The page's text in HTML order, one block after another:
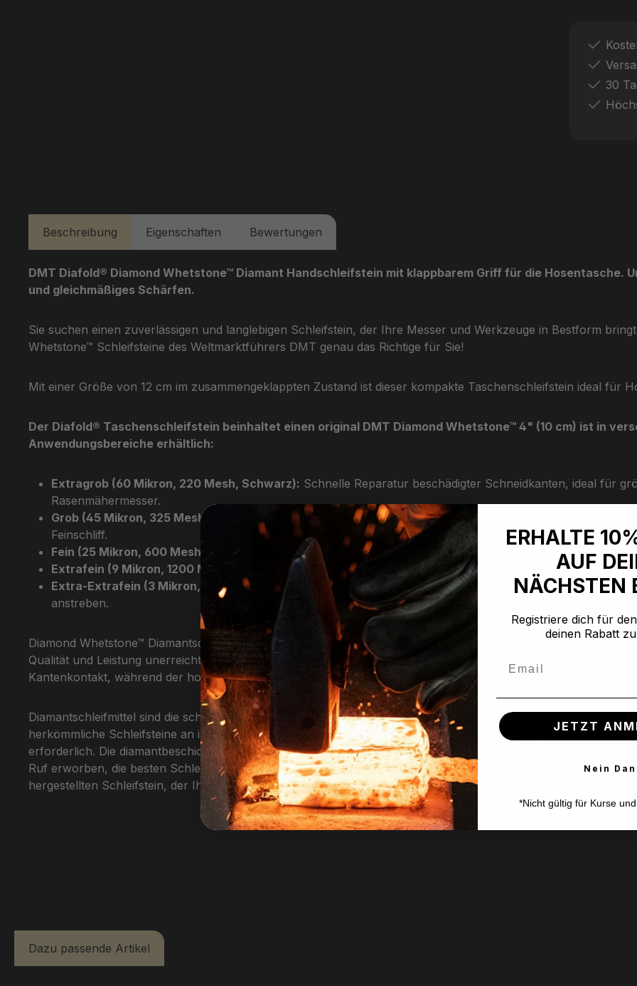
30
Beschreibung Eigenschaften Bewertungen
DMT Diafold® Diamond Whetstone™ Diamant Handschleifstein mit klappbarem Griff für die Hosentasche.
und gleichmäßiges Schärfen.
Sie suchen einen zuverlässigen und langlebigen Schleifstein, der Ihre Messer und Werkzeuge in Bestform
Whetstone™ Schleifsteine des Weltmarktführers DMT genau das Richtige für Sie!
Mit einer Größe von 12 cm im zusammengeklappten Zustand ist dieser kompakte Taschenschleifstein ideal für
Der Diafold® Taschenschleifstein beinhaltet einen original DMT Diamond Whetstone™ 4" (10 cm) ist in
Anwendungsbereiche erhältlich:
Extragrob (60 Mikron, 220 Mesh, Schwarz): Schnelle Reparatur beschädigter Schneidkanten, ideal für
Rasenmähermesser.
Grob (45 Mikron, 325 Mesh, Blau):
Schnelle Wiederherstellung einer vernachlässigten Schneide,
Feinschliff.
Fein (25 Mikron, 600 Mesh, Rot):
Schärft leicht stumpfe Messer und Werkzeuge, häufig als
Extrafein (9 Mikron, 1200 Mesh, Grün):
Verfeinert die Schneide zu einer polierten, rasiermesserscharfen
Extra-Extrafein (3 Mikron, 8000 Mesh, Beige):
Bietet die feinste Körnung für den ultimativen
anstreben.
Diamond Whetstone™ Diamantschleifsteine mit dem charakteristischen, von DMT entwickelten Punktmuster
Qualität und Leistung unerreicht. Die unterbrochene Oberfläche mit winzigen Vertiefungen fängt den
Kantenkontakt, während der hochwertige Diamant seine Arbeit verrichtet.
Diamantschleifmittel sind die schnellste und effizienteste Methode zum Schärfen von Messern und
herkömmliche Schleifsteine an ihre Grenzen stoßen. Diamantschleifsteine sind absolut langlebig und
erforderlich. Die diamantbeschichteten Schleifsteine von DMT werden von Handwerkern, Köchen und
Ruf erworben, die besten Schleifmittel der Welt zu sein. Entdecken Sie die Leichtigkeit des Schleifens mit
hergestellten Schleifstein, der Ihnen ein Leben lang Freude bereiten wird!
Dazu passende Artikel
ERHALTE
AUF
NÄCHSTEN
Registriere dich für
deinen Rabatt
JETZT
Nein
*Nicht gültig für Kurse